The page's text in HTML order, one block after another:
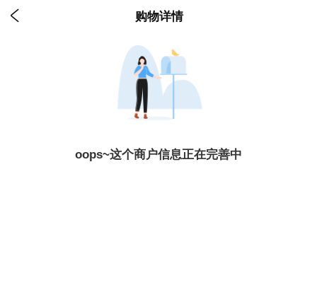
 购物详情
oops~这个商户信息正在完善中